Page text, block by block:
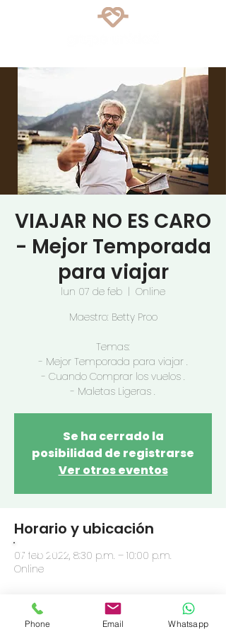
VIAJAR NO ES CARO
- Mejor Temporada
para viajar
lun 07 de feb
  |
Online
Maestro: Betty Proo
Temas:
- Mejor Temporada para viajar .
- Cuando Comprar los vuelos .
- Maletas Ligeras .
Se ha cerrado la
posibilidad de registrarse
Ver otros eventos
Horario y ubicación
07 feb 2022, 8:30 p.m. – 10:00 p.m.
Online
Compartir este evento
OFRENDA
Phone Email Whatsapp